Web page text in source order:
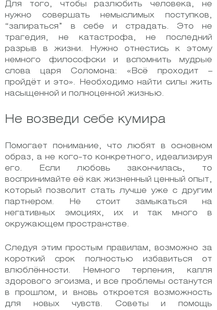
Для того, чтобы разлюбить человека, не
нужно совершать немыслимых поступков,
“запираться” в себе и страдать. Это не
трагедия, не катастрофа, не последний
разрыв в жизни. Нужно отнестись к этому
немного философски и вспомнить мудрые
слова царя Соломона: «Всё проходит –
пройдёт и это». Необходимо найти силы жить
насыщенной и полноценной жизнью.
Не возведи себе кумира
Помогает понимание, что любят в основном
образ, а не кого-то конкретного, идеализируя
его. Если любовь закончилась, то
воспринимайте её как жизненный ценный опыт,
который позволит стать лучше уже с другим
партнером. Не стоит замыкаться на
негативных эмоциях, их и так много в
окружающем пространстве.
Следуя этим простым правилам, возможно за
короткий срок полностью избавиться от
влюблённости. Немного терпения, капля
здорового эгоизма, и все проблемы останутся
в прошлом, и вновь откроется возможность
для новых чувств. Советы и помощь